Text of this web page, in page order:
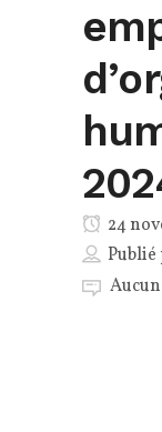
24
Publié